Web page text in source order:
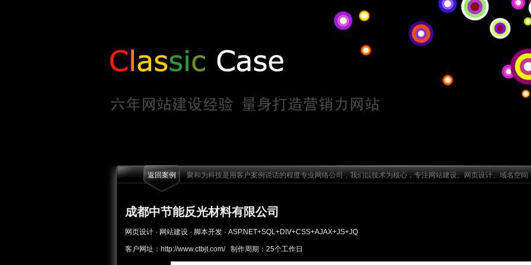
返回案例聚和为科技是用客户案例说话的程度专业网络公司，我们以技术为核心，专注网站建设、网页设计、域名空间
成都中节能反光材料有限公司
网页设计 · 网站建设 · 脚本开发 · ASP.NET+SQL+DIV+CSS+AJAX+JS+JQ
客户网址：http://www.ctbjt.com/ 制作周期：25个工作日